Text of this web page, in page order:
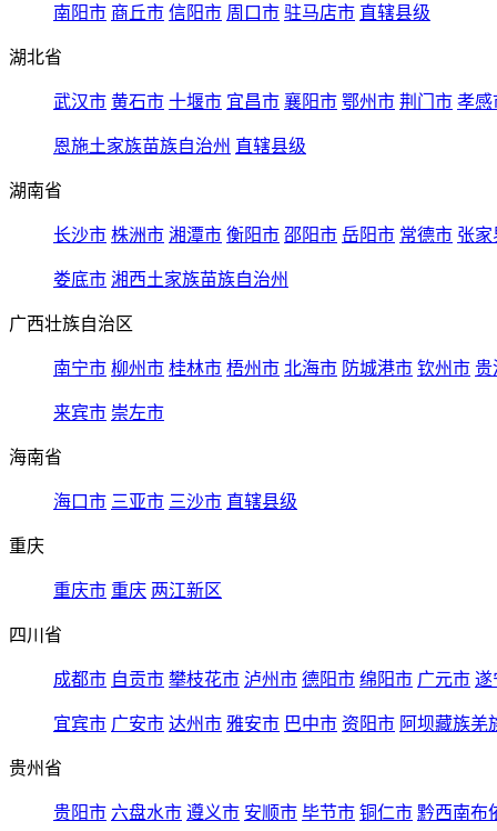
南阳市 商丘市 信阳市 周口市 驻马店市 直辖县级
湖北省
武汉市 黄石市 十堰市 宜昌市 襄阳市 鄂州市 荆门市 孝感
恩施土家族苗族自治州 直辖县级
湖南省
长沙市 株洲市 湘潭市 衡阳市 邵阳市 岳阳市 常德市 张家
娄底市 湘西土家族苗族自治州
广西壮族自治区
南宁市 柳州市 桂林市 梧州市 北海市 防城港市 钦州市 贵
来宾市 崇左市
海南省
海口市 三亚市 三沙市 直辖县级
重庆
重庆市 重庆 两江新区
四川省
成都市 自贡市 攀枝花市 泸州市 德阳市 绵阳市 广元市 遂
宜宾市 广安市 达州市 雅安市 巴中市 资阳市 阿坝藏族羌
贵州省
贵阳市 六盘水市 遵义市 安顺市 毕节市 铜仁市 黔西南布